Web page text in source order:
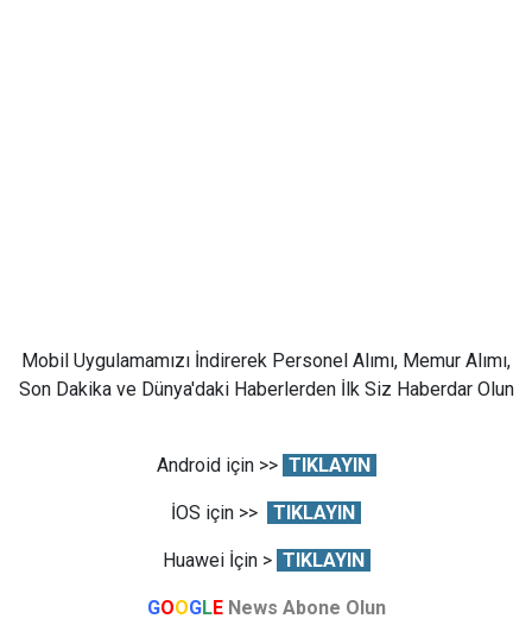
Mobil Uygulamamızı İndirerek Personel Alımı, Memur Alımı,
Son Dakika ve Dünya'daki Haberlerden İlk Siz Haberdar Olun
Android için >> TIKLAYIN
İOS için >> TIKLAYIN
Huawei İçin > TIKLAYIN
GOOGLE News Abone Olun